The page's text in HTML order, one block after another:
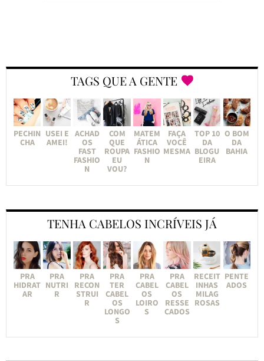
TAGS QUE A GENTE
PECHIN
CHA
USEI E
AMEI!
ACHAD
OS
FAST
FASHIO
N
COM
QUE
ROUPA
EU
VOU?
MATEM
ÁTICA
FASHIO
N
FAÇA
VOCÊ
MESMA
TOP 10
DA
BLOGU
EIRA
O BOM
DA
BAHIA
TENHA CABELOS INCRÍVEIS JÁ
PRA
HIDRAT
AR
PRA
NUTRI
R
PRA
RECON
STRUI
R
PRA
TER
CABEL
OS
LONGO
S
PRA
CABEL
OS
LOIRO
S
PRA
CABEL
OS
RESSE
CADOS
RECEIT
INHAS
MILAG
ROSAS
PENTE
ADOS